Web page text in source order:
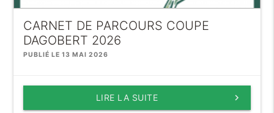
CARNET DE PARCOURS COUPE
DAGOBERT 2026
PUBLIÉ LE 13 MAI 2026
keyboard_arrow_right
LIRE LA SUITE